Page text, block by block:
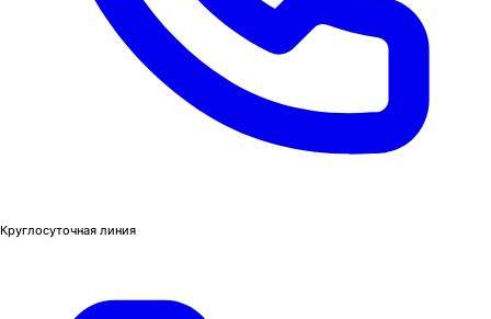
Круглосуточная линия